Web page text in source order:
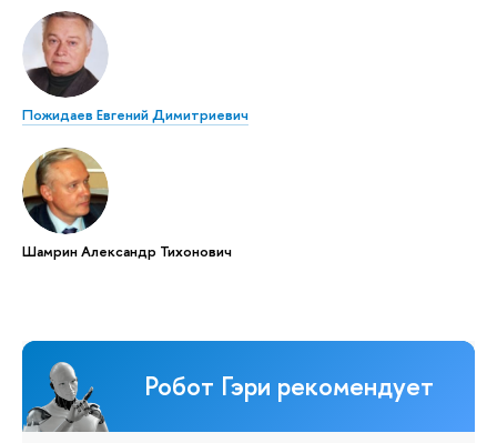
Пожидаев Евгений Димитриевич
Шамрин Александр Тихонович
Робот Гэри рекомендует